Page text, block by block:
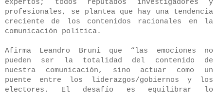
profesionales, se plantea que hay una tendencia
creciente de los contenidos racionales en la
comunicación política.
Afirma Leandro Bruni que “las emociones no
pueden ser la totalidad del contenido de
nuestra comunicación, sino ac­tuar como un
puente entre los liderazgos/gobiernos y los
electores. El desafío es equilibrar lo